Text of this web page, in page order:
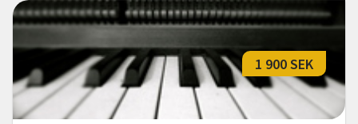
1 900 SEK